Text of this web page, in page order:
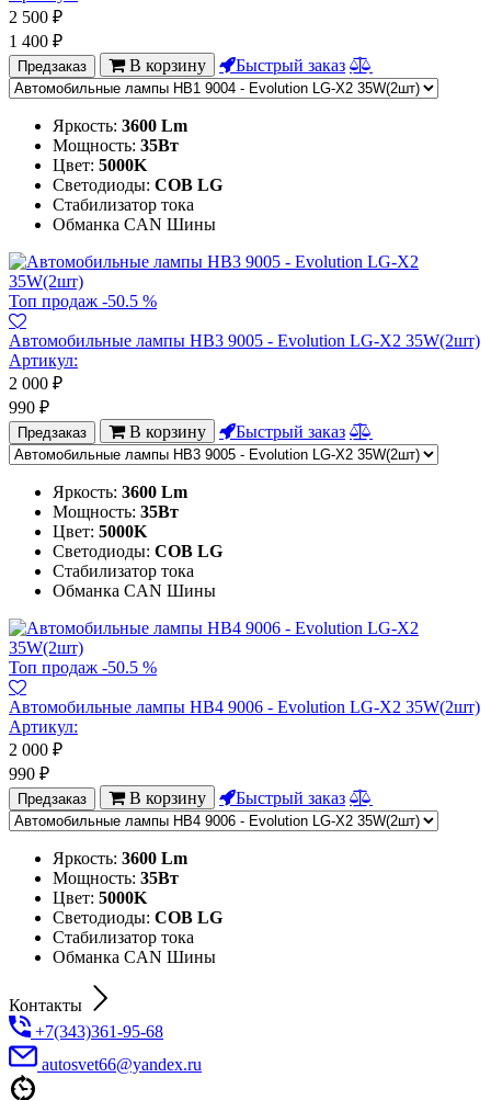
2 500 ₽
1 400 ₽
Предзаказ В корзину Быстрый заказ
Яркость: 3600 Lm
Мощность: 35Вт
Цвет: 5000K
Светодиоды: COB LG
Стабилизатор тока
Обманка CAN Шины
Топ продаж -50.5 %
Автомобильные лампы HB3 9005 - Evolution LG-X2 35W(2шт)
Артикул:
2 000 ₽
990 ₽
Предзаказ В корзину Быстрый заказ
Яркость: 3600 Lm
Мощность: 35Вт
Цвет: 5000K
Светодиоды: COB LG
Стабилизатор тока
Обманка CAN Шины
Топ продаж -50.5 %
Автомобильные лампы HB4 9006 - Evolution LG-X2 35W(2шт)
Артикул:
2 000 ₽
990 ₽
Предзаказ В корзину Быстрый заказ
Яркость: 3600 Lm
Мощность: 35Вт
Цвет: 5000K
Светодиоды: COB LG
Стабилизатор тока
Обманка CAN Шины
Контакты
+7(343)361-95-68
autosvet66@yandex.ru